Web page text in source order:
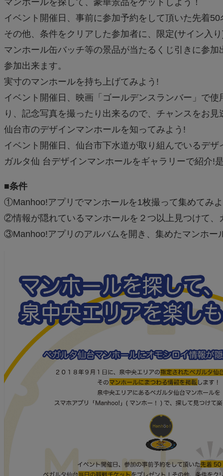
イベント開催日、事前に参加予約をして頂いた先着
その他、条件をクリアした参加者に、限定(サイン入
マンホール缶バッチ等の景品が当たるくじ引きに参
参加出来ます。
実寸のマンホールを持ち上げてみよう!
イベント開催日、映画「ゴールデンスランバー」で
り、記念写真を撮ったり出来るので、チャンスをお見
仙台市のデザインマンホールを知ってみよう!
イベント開催日、仙台市下水道が取り組んでいるデ
ガルタ仙 台デザインマンホールをギャラリーで紹介!
■条件
①Manhoo!アプリでマンホールを1枚撮って集めてみ
②情報が隠れているマンホールを２つ以上見つけて、
③Manhoo!アプリのアルバムを開き、集めたマンホ